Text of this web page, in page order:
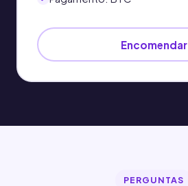
Encomendar
PERGUNTAS